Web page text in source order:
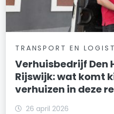
TRANSPORT EN
Verhuisbedrijf Den
Rijswijk: wat komt
verhuizen in deze
26 april 2026